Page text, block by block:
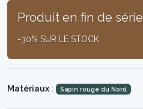
Produit en fin de série
-30% SUR LE STOCK
Matériaux : Sapin rouge du Nord